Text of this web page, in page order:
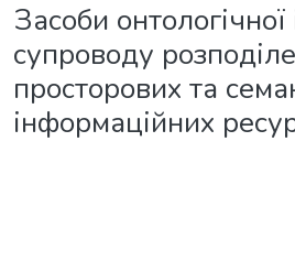
Засоби онтологічної
супроводу
просторових та
інформаційних